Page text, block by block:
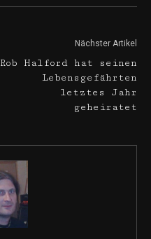
Nächster Artikel
Rob Halford hat seinen
Lebensgefährten
letztes Jahr
geheiratet